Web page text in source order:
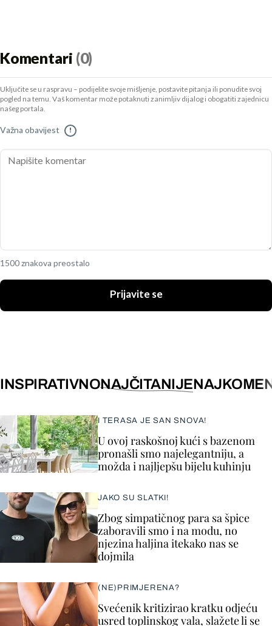
Komentari (0)
Uključite se u raspravu – podijelite svoje mišljenje, postavite pitanja ili ponudite svoj
pogled na temu. Vaš komentar može potaknuti zanimljiv dijalog i obogatiti zajednicu
našeg portala.
Važna obavijest !
1500 znakova preostalo
Prijavite se
INSPIRATIVNONAJČITANIJE
I TERASA JE SAN SNOVA!
U ovoj raskošnoj kući s bazenom
pronašli smo najelegantniju, a
možda i najljepšu bijelu kuhinju
JAKO SU SLATKI!
Zbog simpatičnog para sa špice
zaboravili smo i na modu, no
njezina haljina itekako nas se
dojmila
(NE)PRIMJERENA?
Svećenik kritizirao kratku odjeću
usred toplinskog vala, slažete li se